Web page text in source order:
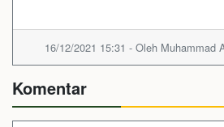
16/12/2021 15:31 - Oleh Muhammad
Komentar